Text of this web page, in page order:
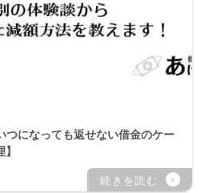
つになっても返せない借金のケー